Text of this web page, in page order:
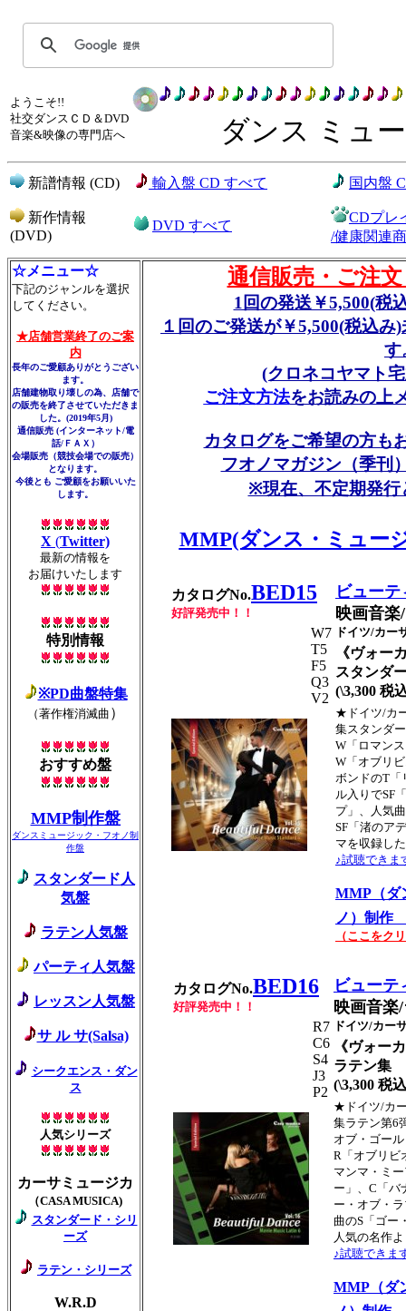
ようこそ!!
社交ダンスＣＤ＆DVD
音楽&映像の専門店へ
ダンス ミュ
新譜情報 (CD) 輸入盤 CD すべて 国内盤
新作情報
(DVD)
DVD すべて
CDプレ
/健康関連
☆メニュー☆
下記のジャンルを選択
してください。
★店舗営業終了のご案
内
長年のご愛顧ありがとうござい
ます。
店舗建物取り壊しの為、店舗で
の販売を終了させていただきま
した。(2019年5月)
通信販売 (インターネット/電
話/ＦＡＸ）
会場販売（競技会場での販売）
となります。
今後とも ご愛顧をお願いいた
します。
X (Twitter)
最新の情報を
お届けいたします
特別情報
※PD曲盤特集
（著作権消滅曲 ）
おすすめ盤
MMP制作盤
ダンスミュージック・フオノ制
作盤
スタンダード人
気盤
ラテン人気盤
パーティ人気盤
レッスン人気盤
サ ル サ(Salsa)
シークエンス・ダン
ス
人気シリーズ
カーサミュージカ
（CASA MUSICA)
スタンダード・シリ
ーズ
ラテン・シリーズ
W.R.D
通信販売・ご注
1回の発送￥5,500(税
１回のご発送が￥5,500(税込
す
(クロネコヤマト
ご注文方法をお読みの上
カタログをご希望の方も
フオノマガジン（季刊
※現在、不定期発行
MMP(ダンス・ミュー
カタログNo.BED15
好評発売中！！
ビュー
映画音楽
ドイツ/カー
W7
T5
F5
Q3
V2
《ヴォー
スタンダ
(\3,300 税
★ドイツ/カ
集スタンダ
W「ロマン
W「オブリ
ボンドのT「
ル入りでSF
プ」、人気
SF「渚のア
マを収録し
♪試聴できま
MMP（ダ
ノ）制作
（ここをク
カタログNo.BED16
好評発売中！！
ビュー
映画音楽
ドイツ/カー
R7
C6
S4
J3
P2
《ヴォー
ラテン集
(\3,300 税
★ドイツ/カ
集ラテン第6
オブ・ゴー
R「オブリビ
マンマ・ミ
ー」、C「バ
ー・オブ・
曲のS「ゴー
人気の名作
♪試聴できま
MMP（ダ